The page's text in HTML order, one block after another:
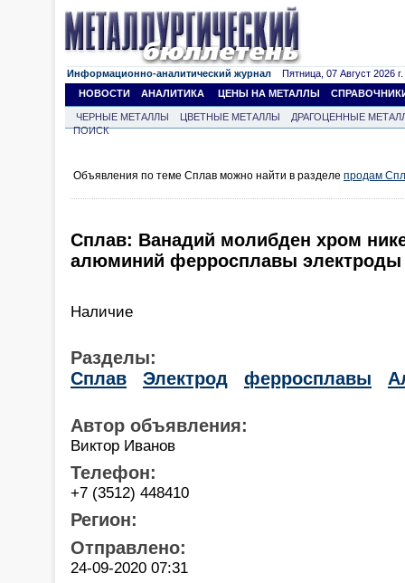
Информационно-аналитический журнал Пятница, 07 Август 2026 г.
НОВОСТИ
АНАЛИТИКА ЦЕНЫ НА МЕТАЛЛЫ
ЧЕРНЫЕ МЕТАЛЛЫ ЦВЕТНЫЕ МЕТАЛЛЫ
ДРАГОЦЕННЫЕ
ПОИСК
Объявления по теме Сплав можно найти в разделе продам
Сплав: Ванадий молибден хром
алюминий ферросплавы электроды
Наличие
Разделы:
Сплав
Электрод ферросплавы
Автор объявления:
Виктор Иванов
Телефон:
+7 (3512) 448410
Регион:
Отправлено:
24-09-2020 07:31